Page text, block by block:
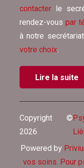
contacter le
rendez-vouspar
à notre
votre choix
Lire la suite
Copyright ©
2026
Powered by
vos soins. Pour